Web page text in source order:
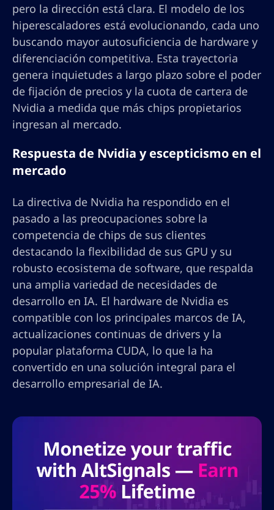
pero la dirección está clara. El modelo de los
hiperescaladores está evolucionando, cada uno
buscando mayor autosuficiencia de hardware y
diferenciación competitiva. Esta trayectoria
genera inquietudes a largo plazo sobre el poder
de fijación de precios y la cuota de cartera de
Nvidia a medida que más chips propietarios
ingresan al mercado.
Respuesta de Nvidia y escepticismo en el
mercado
La directiva de Nvidia ha respondido en el
pasado a las preocupaciones sobre la
competencia de chips de sus clientes
destacando la flexibilidad de sus GPU y su
robusto ecosistema de software, que respalda
una amplia variedad de necesidades de
desarrollo en IA. El hardware de Nvidia es
compatible con los principales marcos de IA,
actualizaciones continuas de drivers y la
popular plataforma CUDA, lo que la ha
convertido en una solución integral para el
desarrollo empresarial de IA.